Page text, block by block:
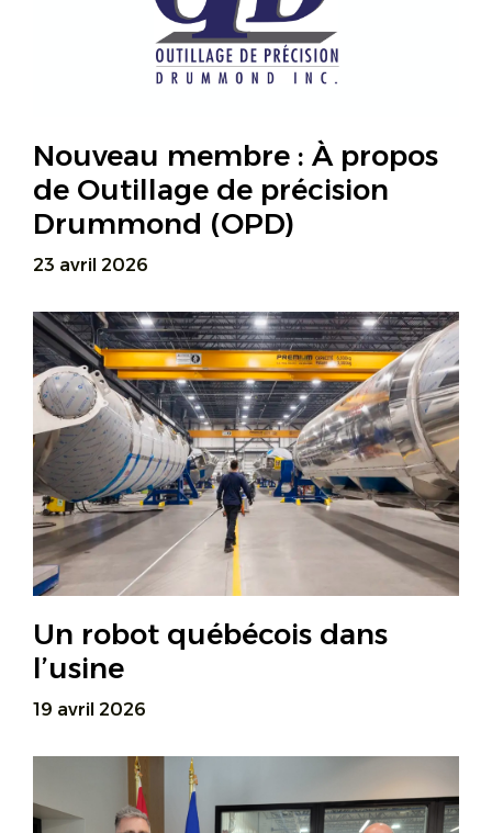
Nouveau membre : À propos
de Outillage de précision
Drummond (OPD)
23 avril 2026
Un robot québécois dans
l’usine
19 avril 2026